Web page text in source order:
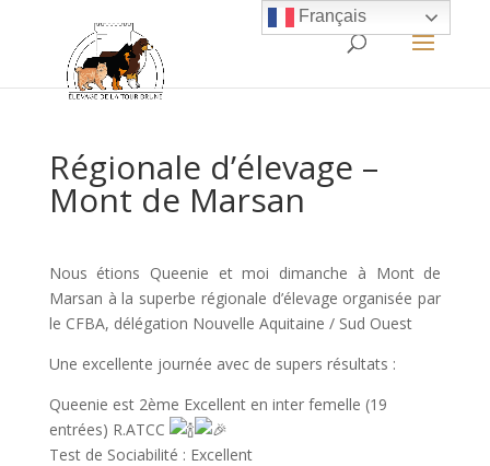
Régionale d’élevage –
Mont de Marsan
Nous étions Queenie et moi dimanche à Mont de
Marsan à la superbe régionale d’élevage organisée par
le CFBA, délégation Nouvelle Aquitaine / Sud Ouest
Une excellente journée avec de supers résultats :
Queenie est 2ème Excellent en inter femelle (19
entrées) R.ATCC
Test de Sociabilité : Excellent
Français